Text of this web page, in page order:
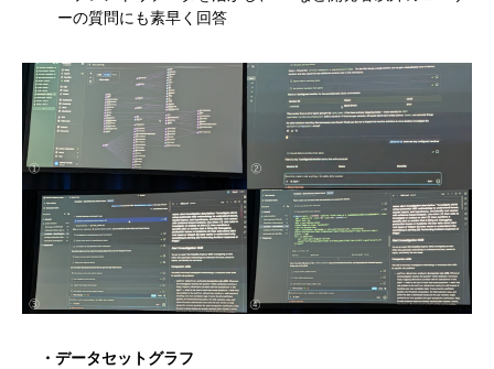
ーの質問にも素早く回答
・データセットグラフ